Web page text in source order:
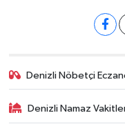
Denizli Nöbetçi
Denizli Namaz